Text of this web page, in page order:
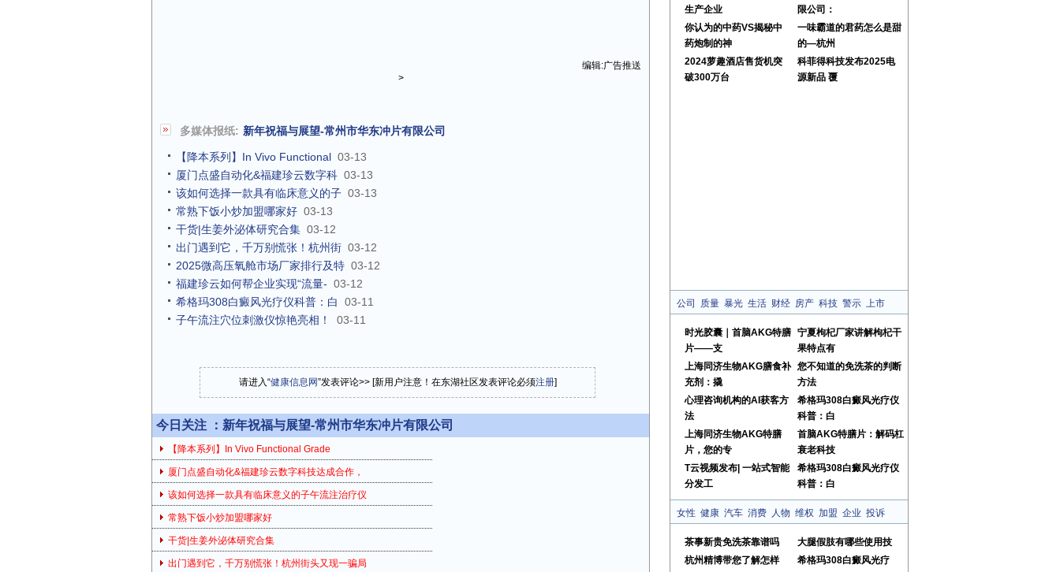
编辑:广告推送
>
多媒体报纸: 新年祝福与展望-常州市华东冲片有限公司
【降本系列】In Vivo Functional 03-13
厦门点盛自动化&福建珍云数字科 03-13
该如何选择一款具有临床意义的子 03-13
常熟下饭小炒加盟哪家好 03-13
干货|生姜外泌体研究合集 03-12
出门遇到它，千万别慌张！杭州街 03-12
2025微高压氧舱市场厂家排行及特 03-12
福建珍云如何帮企业实现“流量- 03-12
希格玛308白癜风光疗仪科普：白
03-11
子午流注穴位刺激仪惊艳亮相！
03-11
请进入“健康信息网”发表评论>> [新用户注意！在东湖社区发表评论必须注册]
今日关注 ： 新年祝福与展望-常州市华东冲片有限公司
【降本系列】In Vivo Functional Grade
厦门点盛自动化&福建珍云数字科技达成合作，
该如何选择一款具有临床意义的子午流注治疗仪
常熟下饭小炒加盟哪家好
干货|生姜外泌体研究合集
出门遇到它，千万别慌张！杭州街头又现一骗局
生产企业
限公司：
你认为的中药VS揭秘中
药炮制的神
一味霸道的君药怎么是甜
的—杭州
2024萝趣酒店售货机突
破300万台
科菲得科技发布2025电
源新品 覆
公司 质量 暴光 生活 财经 房产 科技 警示 上市
时光胶囊｜首脑AKG特膳
片——支
宁夏枸杞厂家讲解枸杞干
果特点有
上海同济生物AKG膳食补
充剂：撬
您不知道的免洗茶的判断
方法
心理咨询机构的AI获客方
法
希格玛308白癜风光疗仪
科普：白
上海同济生物AKG特膳
片，您的专
首脑AKG特膳片：解码杠
衰老科技
T云视频发布| 一站式智能
分发工
希格玛308白癜风光疗仪
科普：白
女性 健康 汽车 消费 人物 维权 加盟 企业 投诉
茶事新贵免洗茶靠谱吗
大腿假肢有哪些使用技
杭州精博带您了解怎样
希格玛308白癜风光疗